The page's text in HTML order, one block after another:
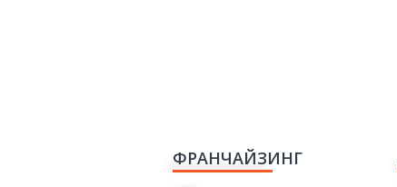
ФРАНЧАЙЗИНГ